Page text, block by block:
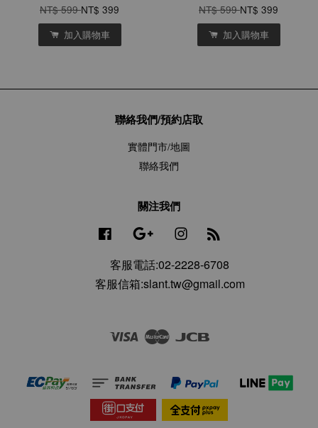
NT$ 599NT$ 399
加入購物車
NT$ 599NT$ 399
加入購物車
聯絡我們/預約店取
實體門市/地圖
聯絡我們
關注我們
Facebook Google Instagram
客服電話:02-2228-6708
客服信箱:slant.tw@gmail.com
Visa Master